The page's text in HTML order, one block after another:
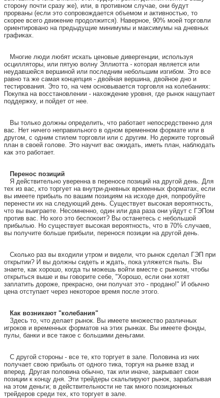
сторону почти сразу же), или, в противном случае, они будут
прорваны (если это сопровождается объемом и активностью, то
скорее всего движение продолжится). Наверное, 90% моей торговли
ориентировано на предыдущие минимумы и максимумы на дневных
графиках.
Многие люди любят искать ценовые дивергенции, используя
осцилляторы, или пятую волну Эллиотта - которая является или
неудавшейся вершиной или последним небольшим изгибом. Это все
равно та же самая концепция - двойная вершина, двойное дно и
тестирования. Это то, на чем основывается торговля на колебаниях:
Покупка на восстановлении - нахождение уровня, где рынок нащупает
поддержку, и пойдет от нее.
Вы только должны определить, что работает непосредственно для
вас. Нет ничего неправильного в одном временном формате или в
другом, с одним стилем торговли или с другим. Но держите торговый
план в своей голове. Это научит вас ожидать, иметь план, наблюдать
как это работает.
Перенос позиций
Я действительно уверенна в переносе позиций на другой день. Для
тех из вас, кто торгует на внутри-дневных временных форматах, если
вы имеете прибыль по вашим позициям на исходе дня, попробуйте
перенести их на следующий день. Существует высокая вероятность,
что вы выиграете. Несомненно, один или два раза они уйдут с ГЭПом
против вас. Но кого это беспокоит? Вы останетесь с небольшой
прибылью. Но существует высокая вероятность, что в 70% случаев,
вы получите больше прибыли, перенося позиции на другой день.
Сколько раз вы входили утром и видели, что рынок сделал ГЭП при
открытии? И вы должны сидеть и ждать, пока уляжется пыль. Вы
знаете, как хорошо, когда ты можешь войти вместе с рынком, чтобы
открыться выше и вы говорите себе, "Хорошо, если они хотят
заплатить дороже, прекрасно, они получат это - продано!" И обычно
цена отступает через некоторое время после этого.
Как возникают "колебания"
Здесь то, что делает рынок. Вы имеете множество различных
игроков и временных форматов на этих рынках. Вы имеете фонды,
пулы, банки и все такое с большими деньгами.
С другой стороны - все те, кто торгует в зале. Половина из них
получает свою прибыль от одного тика, торгуя на рынке взад и
вперед. Другая половина обычно, так или иначе, закрывает свои
позиции к концу дня. Эти трейдеры скальпируют рынок, зарабатывая
на этом деньги; в действительности не так много позиционных
трейдеров среди тех, кто торгует в зале.